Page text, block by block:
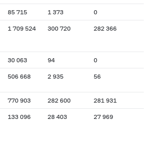
85 715 1 373 0
1 709 524 300 720 282 366
30 063 94 0
506 668 2 935 56
770 903 282 600 281 931
133 096 28 403 27 969